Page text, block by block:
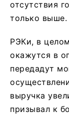
отсутствия
только выше.
РЭКи, в
окажутся в
передадут
выручка
призывал к